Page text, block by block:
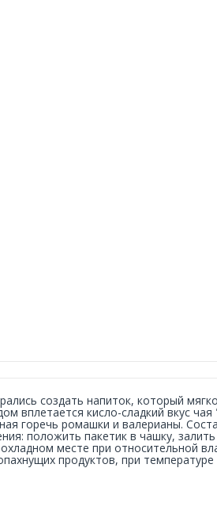
создать напиток, который
вплетается кисло-сладкий вкус
горечь ромашки и валерианы.
положить пакетик в чашку,
месте при относительной
продуктов, при